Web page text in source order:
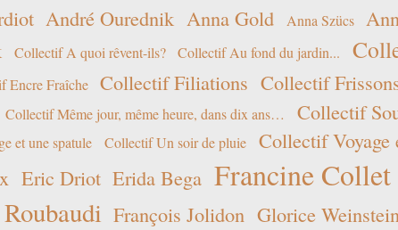
André Ourednik Anna Gold Anna Szücs
Collectif A quoi rêvent-ils? Collectif Au fond du jardin...
Encre Fraîche Collectif Filiations Collectif
Collectif Même jour, même heure, dans dix ans… Collectif
et une spatule Collectif Un soir de pluie Collectif Voyage
Eric Driot Erida Bega Francine Collet
François Jolidon Glorice Weinstein